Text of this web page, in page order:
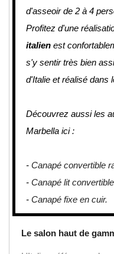
d'asseoir de 2 à 4
Profitez d'une
italien est
s'y sentir très bien
d'Italie et réalisé dans
Découvrez aussi les
Marbella ici :
- Canapé convertible
- Canapé lit
- Canapé fixe en cuir.
Le salon haut de